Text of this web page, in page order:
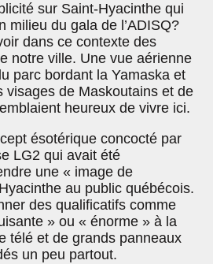
sur Saint-Hyacinthe qui
milieu du gala de l’ADISQ?
dans ce contexte des
notre ville. Une vue aérienne
parc bordant la Yamaska et
visages de Maskoutains et de
heureux de vivre ici.
ésotérique concocté par
LG2 qui avait été
une « image de
au public québécois.
des qualificatifs comme
» ou « énorme » à la
télé et de grands panneaux
un peu partout.